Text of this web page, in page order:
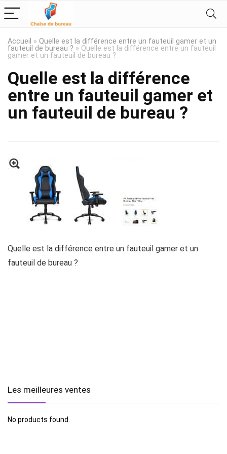
Accueil » Quelle est la différence entre un fauteuil gamer et un
fauteuil de bureau ? » Quelle est la différence entre un fauteuil
gamer et un fauteuil de bureau ?
Quelle est la différence
entre un fauteuil gamer et
un fauteuil de bureau ?
Quelle est la différence entre un fauteuil gamer et un
fauteuil de bureau ?
Les meilleures ventes
No products found.